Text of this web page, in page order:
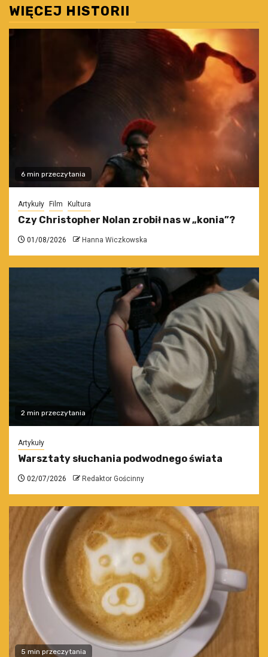
WIĘCEJ HISTORII
6 min przeczytania
Artykuły Film Kultura
Czy Christopher Nolan zrobił nas w „konia”?
01/08/2026 Hanna Wiczkowska
2 min przeczytania
Artykuły
Warsztaty słuchania podwodnego świata
02/07/2026 Redaktor Gościnny
5 min przeczytania